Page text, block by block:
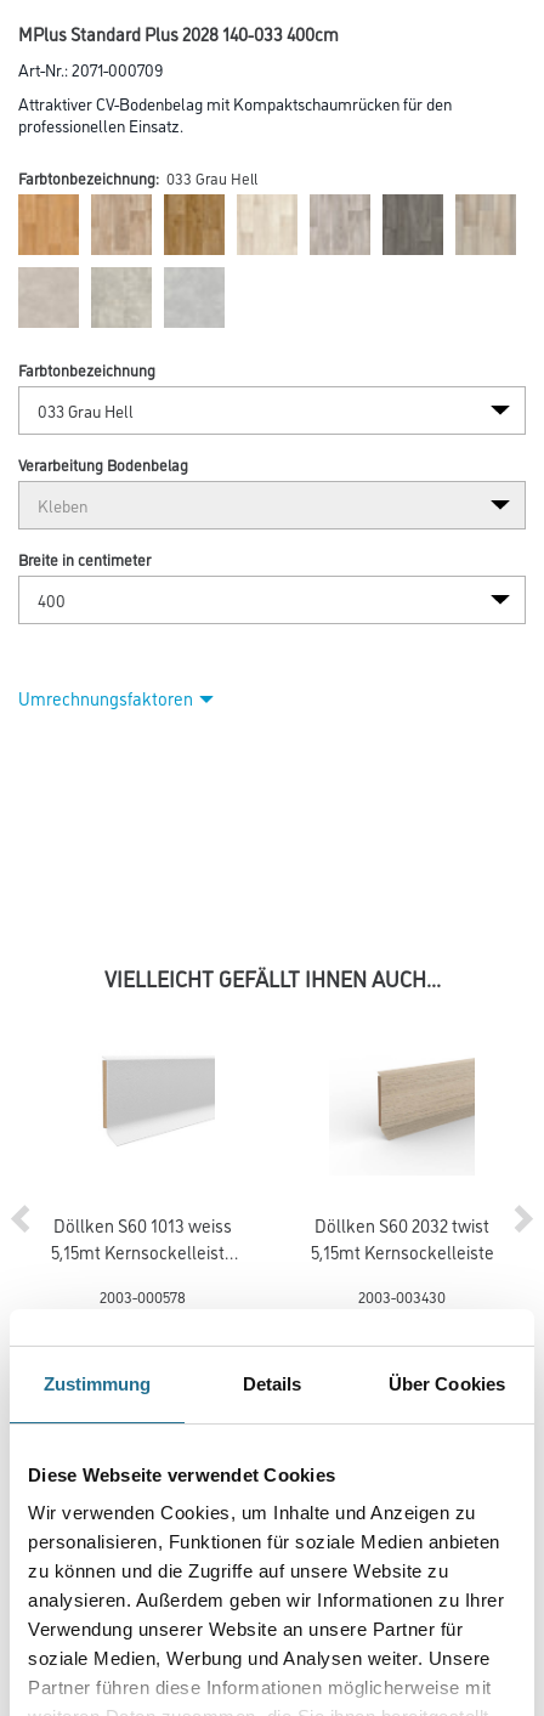
Zustimmung Details Über Cookies
Diese Webseite verwendet Cookies
Wir verwenden Cookies, um Inhalte und Anzeigen zu
personalisieren, Funktionen für soziale Medien anbieten
zu können und die Zugriffe auf unsere Website zu
analysieren. Außerdem geben wir Informationen zu Ihrer
Verwendung unserer Website an unsere Partner für
soziale Medien, Werbung und Analysen weiter. Unsere
Partner führen diese Informationen möglicherweise mit
MPlus Standard Plus 2028 140-033 400cm
Art-Nr.:2071-000709
Attraktiver CV-Bodenbelag mit Kompaktschaumrücken für den
professionellen Einsatz.
Farbtonbezeichnung: 033 Grau Hell
Farbtonbezeichnung
Verarbeitung Bodenbelag
Breite in centimeter
Umrechnungsfaktoren
VIELLEICHT GEFÄLLT IHNEN AUCH...
Döllken S60 1013 weiss
5,15mt Kernsockelleiste
2003-000578
Döllken S60 2032 twist
5,15mt Kernsockelleiste
2003-003430
sehen
PRODUKTEIGENSCHAFTEN
Produkteigenschaft
- CV geschäumter Vinyl
- Designbelag von der Rolle
- Stuhlrollen geeignet Typ W
- Lichtechtheit: größer als oder gleich 6
- Wärmedurchlasswiderstand: 0,037 m²K/W